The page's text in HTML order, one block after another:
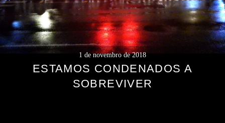
1 de novembro de 2018
ESTAMOS CONDENADOS A
SOBREVIVER